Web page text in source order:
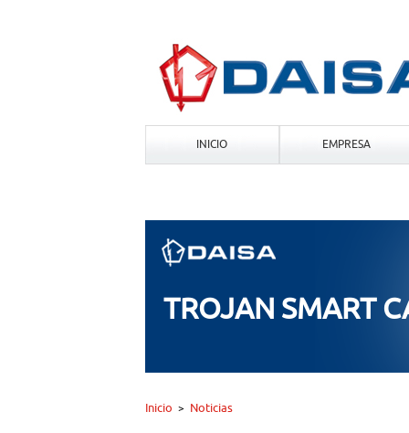
INICIO EMPRESA
TROJAN SMART
Inicio > Noticias